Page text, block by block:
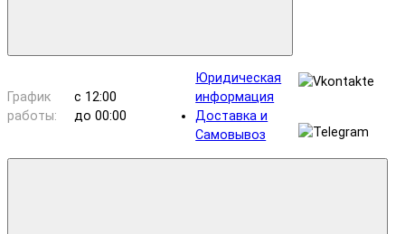
График
работы:
с 12:00
до 00:00
Юридическая
информация
Доставка и
Самовывоз